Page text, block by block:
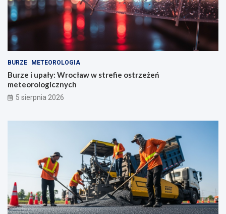
BURZE METEOROLOGIA
Burze i upały: Wrocław w strefie ostrzeżeń
meteorologicznych
5 sierpnia 2026